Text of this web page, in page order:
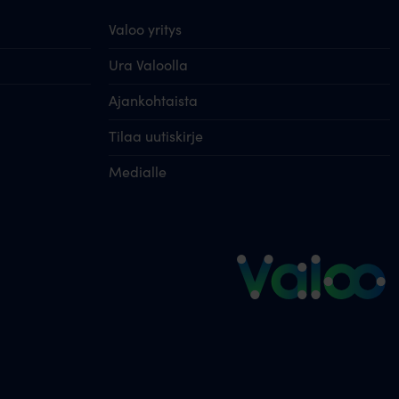
Valoo yritys
Ura Valoolla
Ajankohtaista
Tilaa uutiskirje
Medialle